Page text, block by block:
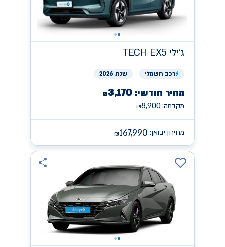
ג'ילי TECH EX5
רכב חשמלי שנת 2026
מחיר חודשי: ₪3,170
מקדמה: ₪8,900
מחירון יבואן: ₪167,990